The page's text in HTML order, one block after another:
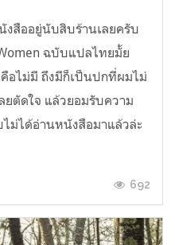
สืออยู่นับสิบร้านเลยครับ
ฉบับแปลไทยมั้ย
อไม่มี ถึงมีก็เป็นปกที่ผมไม่
ยตัดใจ แล้วยอมรับความ
ม่ได้อ่านหนังสือมาแล้วล่ะ
692